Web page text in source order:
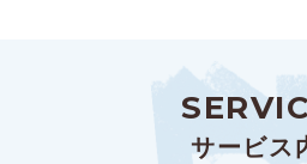
SERVIC
サービス